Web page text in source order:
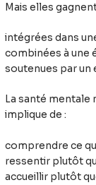
Mais elles
intégrées dans
combinées à une
soutenues par un
La santé mentale
implique de :
comprendre ce
ressentir plutôt
accueillir plutôt